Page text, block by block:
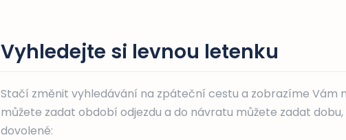
Vyhledejte si levnou letenku
Stačí změnit vyhledávání na zpáteční cestu a zobrazíme Vám
můžete zadat období odjezdu a do návratu můžete zadat
dovolené: